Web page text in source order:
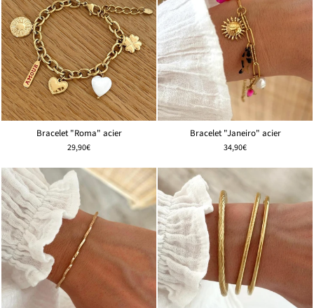
Bracelet "Roma" acier
29,90€
Bracelet "Janeiro" acier
34,90€